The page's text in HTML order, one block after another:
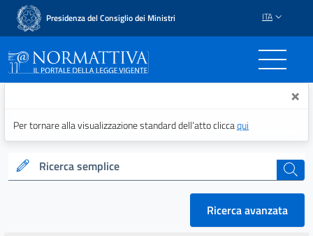
Presidenza del Consiglio dei Ministri ITA
Normattiva - Il portale ×
Per tornare alla visualizzazione standard dell’atto cliccaqui
Ricerca semplice cerca
Ricerca avanzata